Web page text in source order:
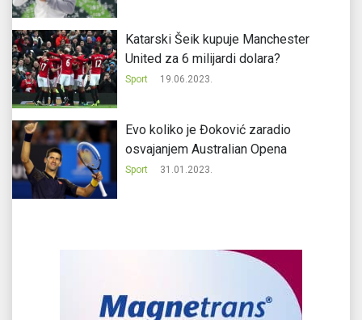
Katarski Šeik kupuje Manchester
United za 6 milijardi dolara?
Sport 19.06.2023.
Evo koliko je Đoković zaradio
osvajanjem Australian Opena
Sport 31.01.2023.